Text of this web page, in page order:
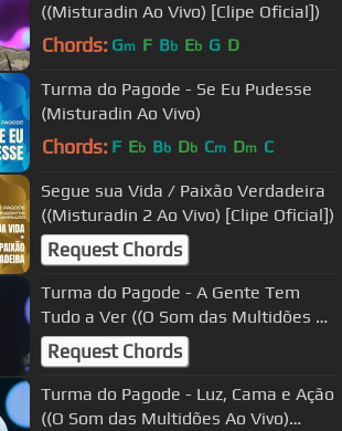
((Misturadin Ao Vivo) [Clipe Oficial])
Chords: Gm F Bb Eb G D
Turma do Pagode - Se Eu Pudesse
(Misturadin Ao Vivo)
Chords: F Eb Bb Db Cm Dm C
Segue sua Vida / Paixão Verdadeira
((Misturadin 2 Ao Vivo) [Clipe Oficial])
Request Chords
Turma do Pagode - A Gente Tem
Tudo a Ver ((O Som das Multidões Ao
Vivo) [Clipe Oficial])
Request Chords
Turma do Pagode - Luz, Cama e Ação
((O Som das Multidões Ao Vivo)